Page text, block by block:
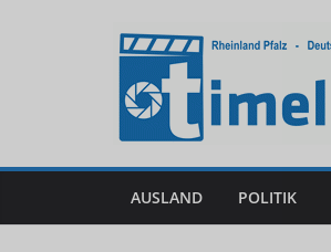
AUSLAND POLITIK